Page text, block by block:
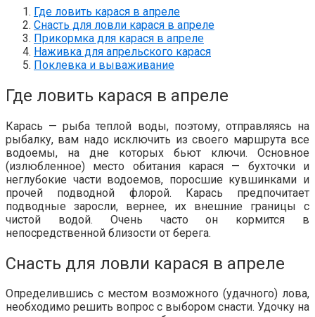
Где ловить карася в апреле
Снасть для ловли карася в апреле
Прикормка для карася в апреле
Наживка для апрельского карася
Поклевка и вываживание
Где ловить карася в апреле
Карась — рыба теплой воды, поэтому, отправляясь на
рыбалку, вам надо исключить из своего маршрута все
водоемы, на дне которых бьют ключи. Основное
(излюбленное) место обитания карася — бухточки и
неглубокие части водоемов, поросшие кувшинками и
прочей подводной флорой. Карась предпочитает
подводные заросли, вернее, их внешние границы с
чистой водой. Очень часто он кормится в
непосредственной близости от берега.
Снасть для ловли карася в апреле
Определившись с местом возможного (удачного) лова,
необходимо решить вопрос с выбором снасти. Удочку на